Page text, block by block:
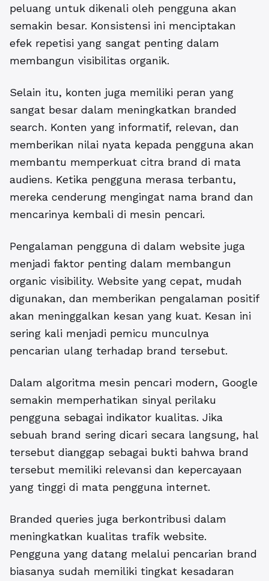
peluang untuk dikenali oleh pengguna akan
semakin besar. Konsistensi ini menciptakan
efek repetisi yang sangat penting dalam
membangun visibilitas organik.
Selain itu, konten juga memiliki peran yang
sangat besar dalam meningkatkan branded
search. Konten yang informatif, relevan, dan
memberikan nilai nyata kepada pengguna akan
membantu memperkuat citra brand di mata
audiens. Ketika pengguna merasa terbantu,
mereka cenderung mengingat nama brand dan
mencarinya kembali di mesin pencari.
Pengalaman pengguna di dalam website juga
menjadi faktor penting dalam membangun
organic visibility. Website yang cepat, mudah
digunakan, dan memberikan pengalaman positif
akan meninggalkan kesan yang kuat. Kesan ini
sering kali menjadi pemicu munculnya
pencarian ulang terhadap brand tersebut.
Dalam algoritma mesin pencari modern, Google
semakin memperhatikan sinyal perilaku
pengguna sebagai indikator kualitas. Jika
sebuah brand sering dicari secara langsung, hal
tersebut dianggap sebagai bukti bahwa brand
tersebut memiliki relevansi dan kepercayaan
yang tinggi di mata pengguna internet.
Branded queries juga berkontribusi dalam
meningkatkan kualitas trafik website.
Pengguna yang datang melalui pencarian brand
biasanya sudah memiliki tingkat kesadaran